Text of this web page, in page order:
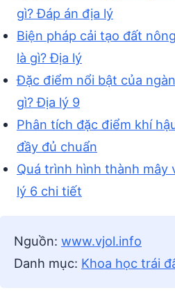
gì? Đáp án địa lý
Biện pháp cải tạo đất
là gì? Địa lý
Đặc điểm nổi bật của
gì? Địa lý 9
Phân tích đặc điểm khí
đầy đủ chuẩn
Quá trình hình thành
lý 6 chi tiết
Nguồn: www.vjol.info
Danh mục: Khoa học trái